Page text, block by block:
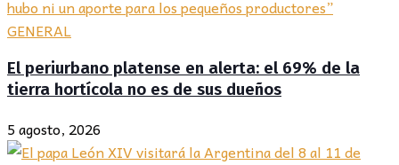
GENERAL
El periurbano platense en alerta: el 69% de la
tierra hortícola no es de sus dueños
5 agosto, 2026